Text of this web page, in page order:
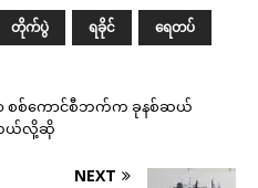
တိုက်ပွဲ ရခိုင် ရေတပ်
စစ်ကောင်စီဘက်က ခုနစ်ဆယ်
ယ်လို့ဆို
NEXT